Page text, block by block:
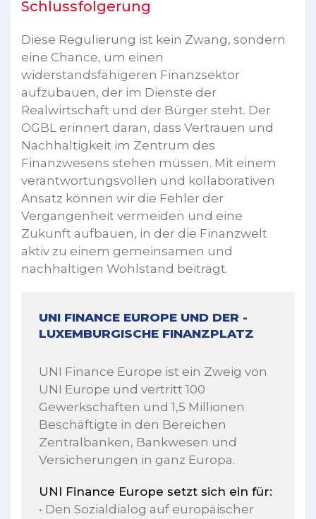
Schlussfolgerung
Diese Regulierung ist kein Zwang, sondern
eine Chance, um einen
widerstandsfähigeren Finanzsektor
aufzubauen, der im Dienste der
Realwirtschaft und der Bürger steht. Der
OGBL erinnert daran, dass Vertrauen und
Nachhaltigkeit im Zentrum des
Finanzwesens stehen müssen. Mit einem
verantwortungsvollen und kollaborativen
Ansatz können wir die Fehler der
Vergangenheit vermeiden und eine
Zukunft aufbauen, in der die Finanzwelt
aktiv zu einem gemeinsamen und
nachhaltigen Wohlstand beiträgt.
UNI FINANCE EUROPE UND DER ­
LUXEMBURGISCHE FINANZPLATZ
UNI Finance Europe ist ein Zweig von
UNI Europe und vertritt 100
Gewerkschaften und 1,5 Millionen
Beschäftigte in den Bereichen
Zentralbanken, Bankwesen und
Versicherungen in ganz Europa.
UNI Finance Europe setzt sich ein für:
• Den Sozialdialog auf europäischer